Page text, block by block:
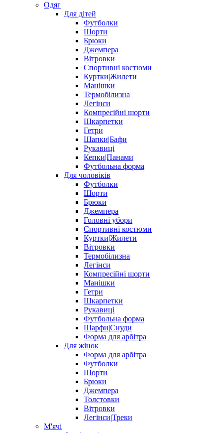
Одяг
Для дітей
Футболки
Шорти
Брюки
Джемпера
Вітровки
Спортивні костюми
Куртки|Жилети
Манішки
Термобілизна
Легінси
Компресійні шорти
Шкарпетки
Гетри
Шапки|Бафи
Рукавиці
Кепки|Панами
Футбольна форма
Для чоловіків
Футболки
Шорти
Брюки
Джемпера
Головні убори
Спортивні костюми
Куртки|Жилети
Вітровки
Термобілизна
Легінси
Компресійні шорти
Манішки
Гетри
Шкарпетки
Рукавиці
Футбольна форма
Шарфи|Снуди
Форма для арбітра
Для жінок
Форма для арбітра
Футболки
Шорти
Брюки
Джемпера
Толстовки
Вітровки
Легінси|Треки
М'ячі